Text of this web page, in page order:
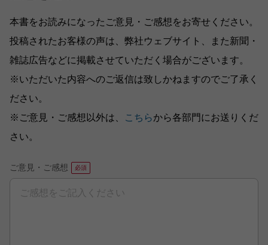
本書をお読みになったご意見・ご感想をお寄せください。
投稿されたお客様の声は、弊社ウェブサイト、また新聞・
雑誌広告などに掲載させていただく場合がございます。
※いただいた内容へのご返信は致しかねますのでご了承く
ださい。
※ご意見・ご感想以外は、
こちらから各部門にお送りくだ
さい。
ご意見・ご感想